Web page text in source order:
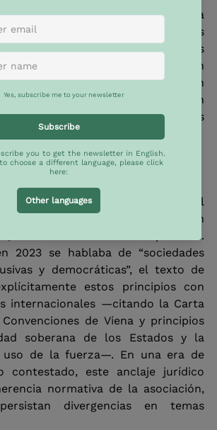
debilita la fuerza
cumbre y subraya los crecientes
basado en consensos
Para la UE, esta fragmentación
por proyectar la asociación
unificado y acentúa aún
institucionales entre las dos
normativa y anclaje jurídico
más significativos reside en el
una relación basada no solo en
sino en valores compartidos.
2023 se hablaba de “sociedades
y democráticas”, el texto de
estos principios con
internacionales —citando la Carta
de Viena y principios
soberana de los Estados y la
uso de la fuerza—. En una era de
contestado, este anclaje jurídico
normativa de la asociación,
divergencias en temas